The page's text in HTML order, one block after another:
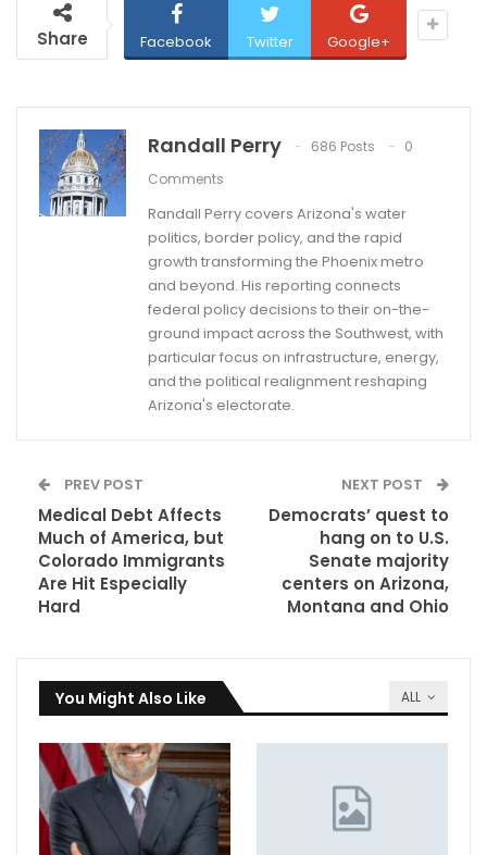
Share Facebook Twitter Google+
Randall Perry 686 Posts
0
Comments
Randall Perry covers Arizona's water
politics, border policy, and the rapid
growth transforming the Phoenix metro
and beyond. His reporting connects
federal policy decisions to their on-the-
ground impact across the Southwest, with
particular focus on infrastructure, energy,
and the political realignment reshaping
Arizona's electorate.
PREV POST
Medical Debt Affects
Much of America, but
Colorado Immigrants
Are Hit Especially
Hard
NEXT POST
Democrats’ quest to
hang on to U.S.
Senate majority
centers on Arizona,
Montana and Ohio
ALL
You Might Also Like